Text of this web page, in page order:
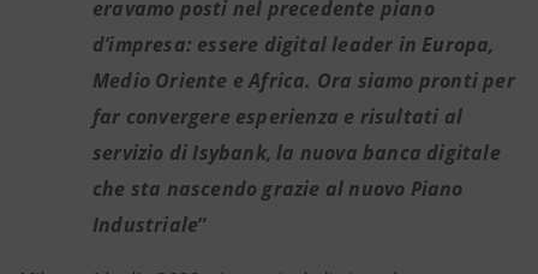
eravamo posti nel precedente piano
d’impresa: essere digital leader in Europa,
Medio Oriente e Africa. Ora siamo pronti per
far convergere esperienza e risultati al
servizio di Isybank, la nuova banca digitale
che sta nascendo grazie al nuovo Piano
Industriale”